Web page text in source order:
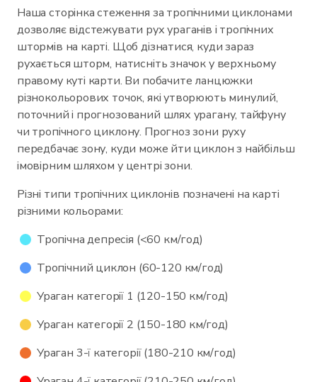
Наша сторінка стеження за тропічними циклонами
дозволяє відстежувати рух ураганів і тропічних
штормів на карті. Щоб дізнатися, куди зараз
рухається шторм, натисніть значок у верхньому
правому куті карти. Ви побачите ланцюжки
різнокольорових точок, які утворюють минулий,
поточний і прогнозований шлях урагану, тайфуну
чи тропічного циклону. Прогноз зони руху
передбачає зону, куди може йти циклон з найбільш
імовірним шляхом у центрі зони.
Різні типи тропічних циклонів позначені на карті
різними кольорами:
Тропічна депресія (<60 км/год)
Тропічний циклон (60-120 км/год)
Ураган категорії 1 (120-150 км/год)
Ураган категорії 2 (150-180 км/год)
Ураган 3-ї категорії (180-210 км/год)